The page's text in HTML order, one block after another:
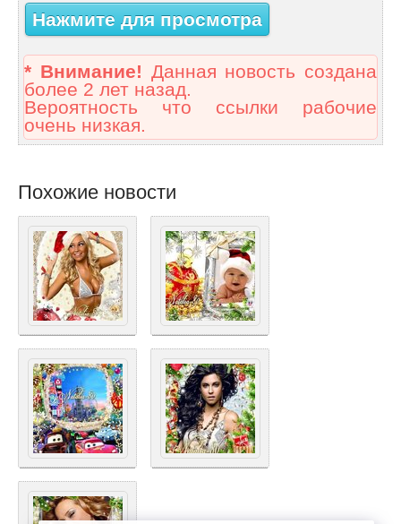
Нажмите для просмотра
* Внимание! Данная новость создана
более 2 лет назад.
Вероятность что ссылки рабочие
очень низкая.
Похожие новости